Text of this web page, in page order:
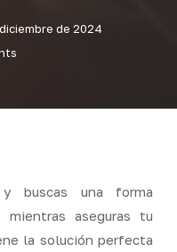
de 2024
y buscas una forma
aseguras tu
la solución perfecta